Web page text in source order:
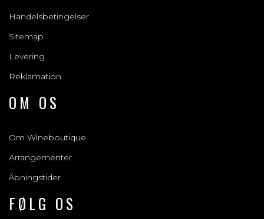
Handelsbetingelser
Sitemap
Levering
Reklamation
OM OS
Om Wineboutique
Arrangementer
Åbningstider
FØLG OS